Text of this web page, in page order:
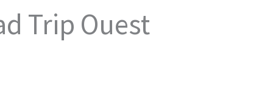
Trip Ouest